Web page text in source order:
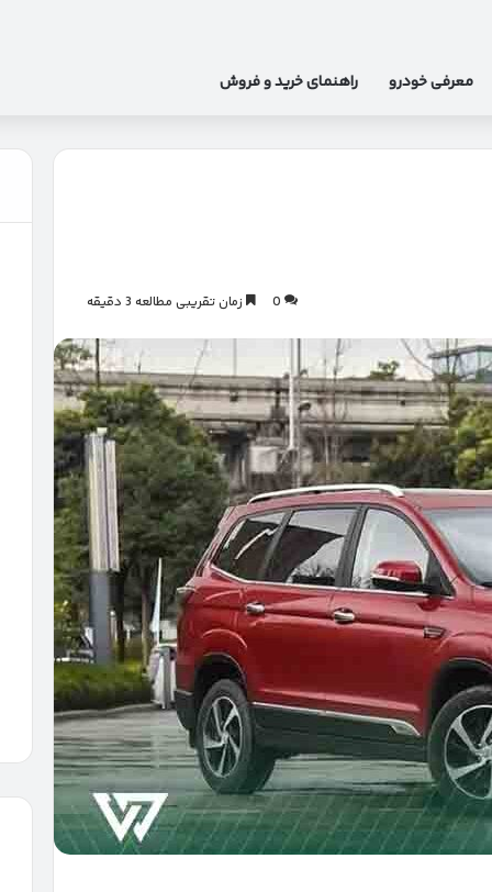
معرفی خودرو راهنمای خرید و فروش
0 زمان تقریبی مطالعه 3 دقیقه